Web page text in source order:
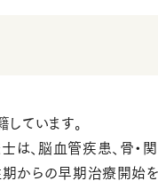
ています。
は、脳血管疾患、骨・
期からの早期治療開始